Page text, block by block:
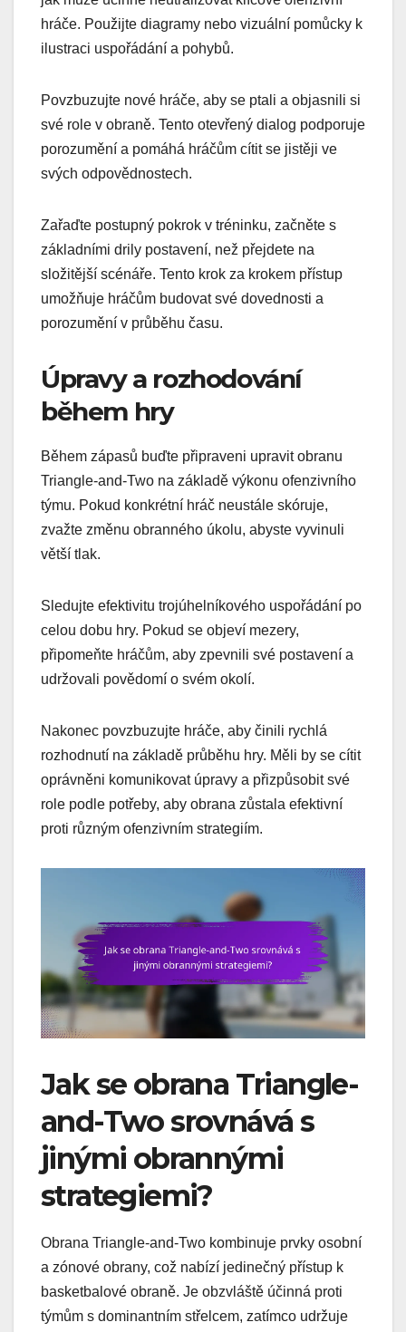
hráče. Použijte diagramy nebo vizuální pomůcky k
ilustraci uspořádání a pohybů.
Povzbuzujte nové hráče, aby se ptali a objasnili si
své role v obraně. Tento otevřený dialog podporuje
porozumění a pomáhá hráčům cítit se jistěji ve
svých odpovědnostech.
Zařaďte postupný pokrok v tréninku, začněte s
základními drily postavení, než přejdete na
složitější scénáře. Tento krok za krokem přístup
umožňuje hráčům budovat své dovednosti a
porozumění v průběhu času.
Úpravy a rozhodování
během hry
Během zápasů buďte připraveni upravit obranu
Triangle-and-Two na základě výkonu ofenzivního
týmu. Pokud konkrétní hráč neustále skóruje,
zvažte změnu obranného úkolu, abyste vyvinuli
větší tlak.
Sledujte efektivitu trojúhelníkového uspořádání po
celou dobu hry. Pokud se objeví mezery,
připomeňte hráčům, aby zpevnili své postavení a
udržovali povědomí o svém okolí.
Nakonec povzbuzujte hráče, aby činili rychlá
rozhodnutí na základě průběhu hry. Měli by se cítit
oprávněni komunikovat úpravy a přizpůsobit své
role podle potřeby, aby obrana zůstala efektivní
proti různým ofenzivním strategiím.
Jak se obrana Triangle-
and-Two srovnává s
jinými obrannými
strategiemi?
Obrana Triangle-and-Two kombinuje prvky osobní
a zónové obrany, což nabízí jedinečný přístup k
basketbalové obraně. Je obzvláště účinná proti
týmům s dominantním střelcem, zatímco udržuje